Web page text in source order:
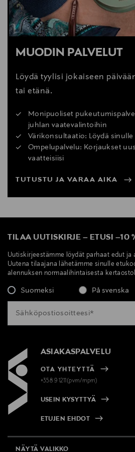
MUODIN PALVELUT
Löydä tyylisi jokaiseen
tai etänä.
Monipuoliset
juhlan vaatevalintoihin
Värikonsultaatio: Löydä
Ompelupalvelu: Korjaukset
vaatteisiisi
TUTUSTU JA VARAA AIKA
TILAA UUTISKIRJE – ETUSI –10
Uutiskirjeestämme löydät parhaat edut ja
Uutena tilaajana lähetämme sinulle
alennuksen normaalihintaisesta
Suomeksi På svenska
ASIAKASPALVELU
OTA YHTEYTTÄ
+358 9 1211(pvm/mpm)
USEIN KYSYTTYÄ
ETUJEN EHDOT
NÄYTÄ VALIKKO